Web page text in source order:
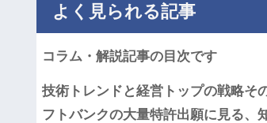
よく見られる記事
コラム・解説記事の目次です
技術トレンドと経営トップの戦略そ
フトバンクの大量特許出願に見る、